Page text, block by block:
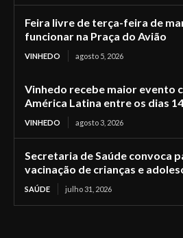
Feira livre de terça-feira de
funcionar na Praça do Avião
VINHEDO agosto 5, 2026
Vinhedo recebe maior evento
América Latina entre os dias
VINHEDO agosto 3, 2026
Secretaria de Saúde convoca
vacinação de crianças e
SAÚDE julho 31, 2026